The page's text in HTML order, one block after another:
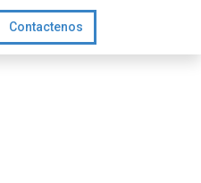
Contactenos